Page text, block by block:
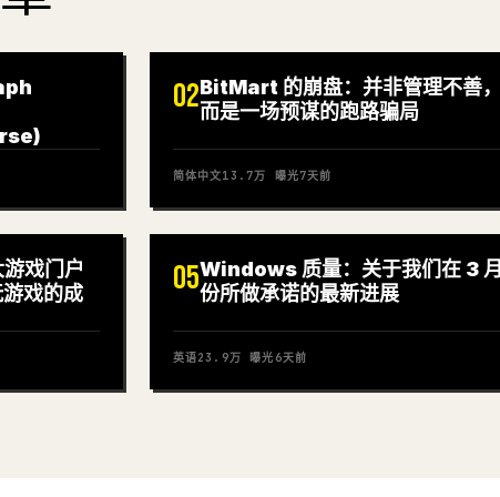
02BitMart 的崩盘：并非管理不善，
而是一场预谋的跑路骗局
简体中文13.7万 曝光7天前
戏门户
戏的成
05Windows 质量：关于我们在 3 月
份所做承诺的最新进展
英语23.9万 曝光 6天前